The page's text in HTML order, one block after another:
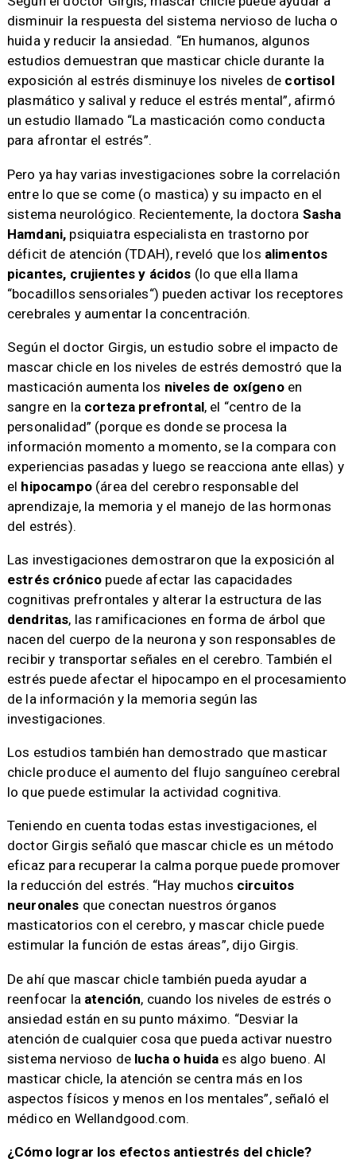
disminuir la respuesta del sistema nervioso de lucha o
huida y reducir la ansiedad. “En humanos, algunos
estudios demuestran que masticar chicle durante la
exposición al estrés disminuye los niveles de cortisol
plasmático y salival y reduce el estrés mental”, afirmó
un estudio llamado “La masticación como conducta
para afrontar el estrés”.
Pero ya hay varias investigaciones sobre la correlación
entre lo que se come (o mastica) y su impacto en el
sistema neurológico. Recientemente, la doctora Sasha
Hamdani, psiquiatra especialista en trastorno por
déficit de atención (TDAH), reveló que los alimentos
picantes, crujientes y ácidos (lo que ella llama
“bocadillos sensoriales“) pueden activar los receptores
cerebrales y aumentar la concentración.
Según el doctor Girgis, un estudio sobre el impacto de
mascar chicle en los niveles de estrés demostró que la
masticación aumenta los niveles de oxígenoen
sangre en la corteza prefrontal, el “centro de la
personalidad” (porque es donde se procesa la
información momento a momento, se la compara con
experiencias pasadas y luego se reacciona ante ellas) y
el hipocampo (área del cerebro responsable del
aprendizaje, la memoria y el manejo de las hormonas
del estrés).
Las investigaciones demostraron que la exposición al
estrés crónico puede afectar las capacidades
cognitivas prefrontales y alterar la estructura de las
dendritas, las ramificaciones en forma de árbol que
nacen del cuerpo de la neurona y son responsables de
recibir y transportar señales en el cerebro. También el
estrés puede afectar el hipocampo en el procesamiento
de la información y la memoria según las
investigaciones.
Los estudios también han demostrado que masticar
chicle produce el aumento del flujo sanguíneo cerebral
lo que puede estimular la actividad cognitiva.
Teniendo en cuenta todas estas investigaciones, el
doctor Girgis señaló que mascar chicle es un método
eficaz para recuperar la calma porque puede promover
la reducción del estrés. “Hay muchos circuitos
neuronales que conectan nuestros órganos
masticatorios con el cerebro, y mascar chicle puede
estimular la función de estas áreas”, dijo Girgis.
De ahí que mascar chicle también pueda ayudar a
reenfocar la atención, cuando los niveles de estrés o
ansiedad están en su punto máximo. “Desviar la
atención de cualquier cosa que pueda activar nuestro
sistema nervioso de lucha o huida es algo bueno. Al
masticar chicle, la atención se centra más en los
aspectos físicos y menos en los mentales”, señaló el
médico en Wellandgood.com.
¿Cómo lograr los efectos antiestrés del chicle?